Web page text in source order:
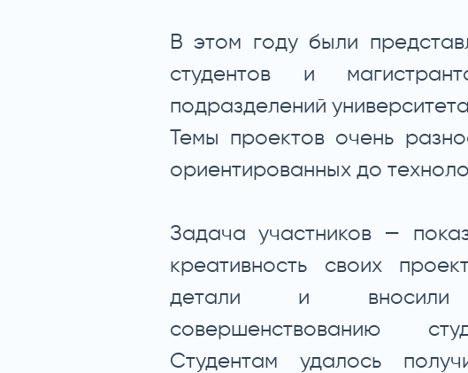
В этом году были
студентов и
подразделений
Темы проектов очень
ориентированных до
Задача участников —
креативность своих
детали и вносили
совершенствованию
Студентам удалось